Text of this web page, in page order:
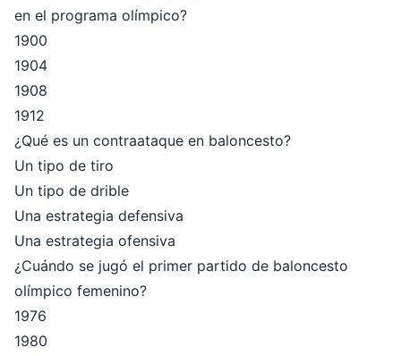
en el programa olímpico?
1900
1904
1908
1912
¿Qué es un contraataque en baloncesto?
Un tipo de tiro
Un tipo de drible
Una estrategia defensiva
Una estrategia ofensiva
¿Cuándo se jugó el primer partido de baloncesto
olímpico femenino?
1976
1980